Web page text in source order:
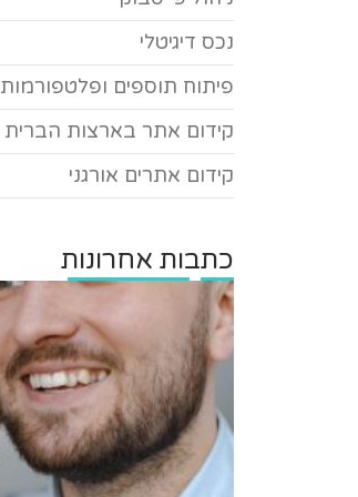
נכס דיגיטלי
פיתוח תוספים ופלטפורמות
קידום אתר בארצות הברית
קידום אתרים אורגני
כתבות אחרונות